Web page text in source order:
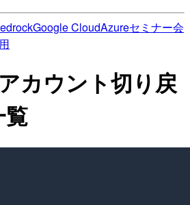
Google CloudAzureセミナー会
カウント切り戻
覧